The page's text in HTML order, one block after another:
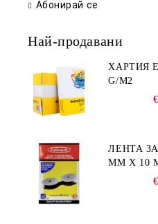
Абонирай се
Най-продавани
ХАРТИЯ
G/M2
ЛЕНТА
MM X 10